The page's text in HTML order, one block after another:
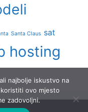
Santa Claus sat
hosting
najbolje iskustvo na
ovo mjesto
zadovoljni.